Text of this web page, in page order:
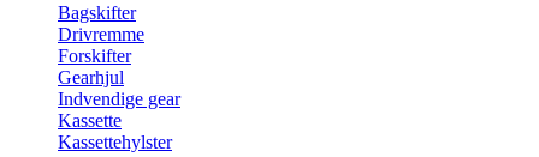
Bagskifter
Drivremme
Forskifter
Gearhjul
Indvendige gear
Kassette
Kassettehylster